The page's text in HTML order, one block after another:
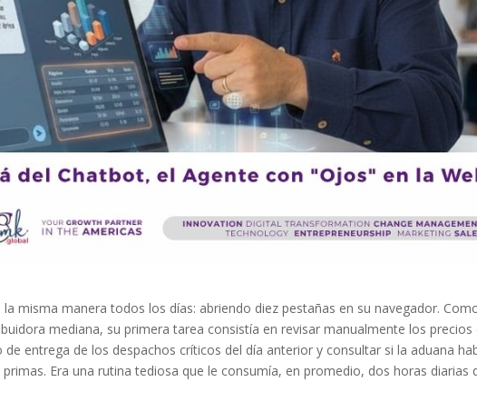
misma manera todos los días: abriendo diez pestañas en su navegador.
mediana, su primera tarea consistía en revisar manualmente los precios
entrega de los despachos críticos del día anterior y consultar si la aduana
Era una rutina tediosa que le consumía, en promedio, dos horas diarias